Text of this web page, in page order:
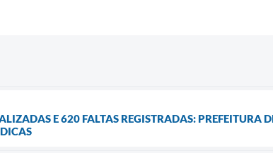
E 620 FALTAS REGISTRADAS: PREFEITURA